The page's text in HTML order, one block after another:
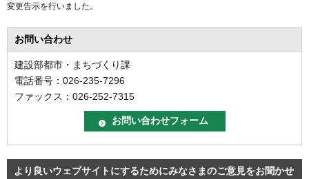
変更告示を行いました。
お問い合わせ
建設部都市・まちづくり課
電話番号：026-235-7296
ファックス：026-252-7315
より良いウェブサイトにするためにみなさまのご意見をお聞かせ